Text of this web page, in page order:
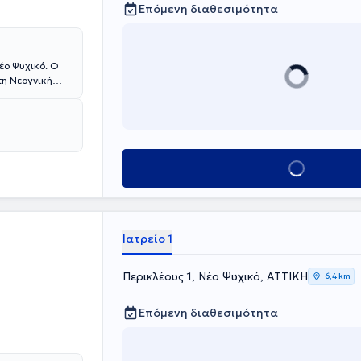
Ψυχικό. Ο
Νεογνική
πλήθος
φίμωση
Επόμενη διαθεσιμότητα
Κλείσε ραντεβού
Ιατρείο 1
Περικλέους 1, Νέο Ψυχικό, ΑΤΤΙΚΗ 6,4 km
Επόμενη διαθεσιμότητα